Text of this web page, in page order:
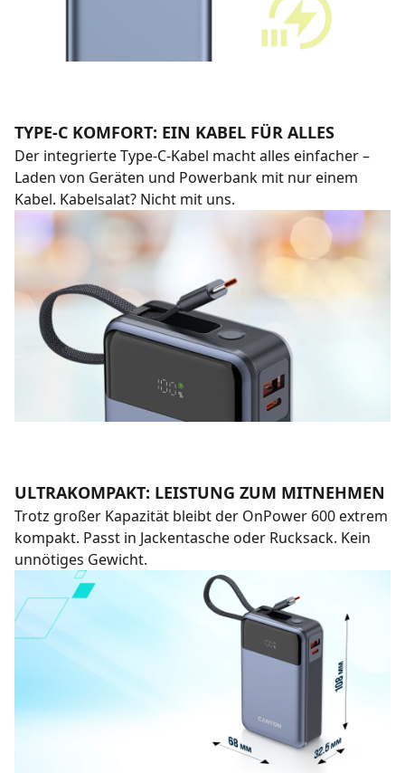
TYPE-C KOMFORT: EIN KABEL FÜR ALLES
Der integrierte Type-C-Kabel macht alles einfacher –
Laden von Geräten und Powerbank mit nur einem
Kabel. Kabelsalat? Nicht mit uns.
ULTRAKOMPAKT: LEISTUNG ZUM MITNEHMEN
Trotz großer Kapazität bleibt der OnPower 600 extrem
kompakt. Passt in Jackentasche oder Rucksack. Kein
unnötiges Gewicht.